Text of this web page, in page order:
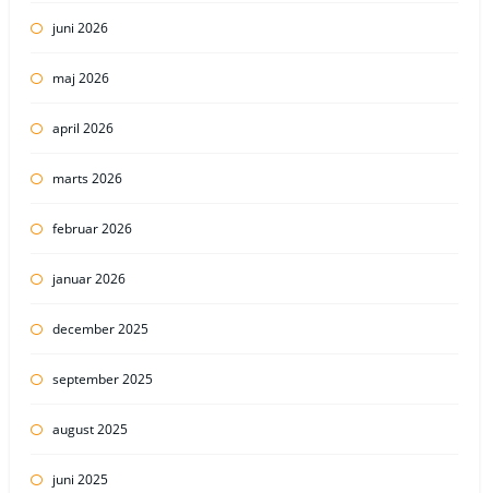
juni 2026
maj 2026
april 2026
marts 2026
februar 2026
januar 2026
december 2025
september 2025
august 2025
juni 2025